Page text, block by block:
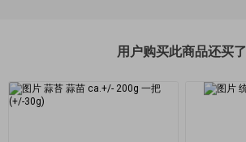
用户购买此商品还买了